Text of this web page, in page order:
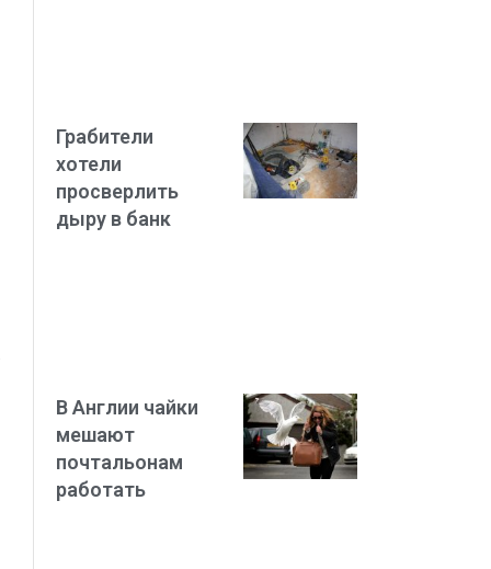
Грабители
хотели
просверлить
дыру в банк
В Англии чайки
мешают
почтальонам
работать